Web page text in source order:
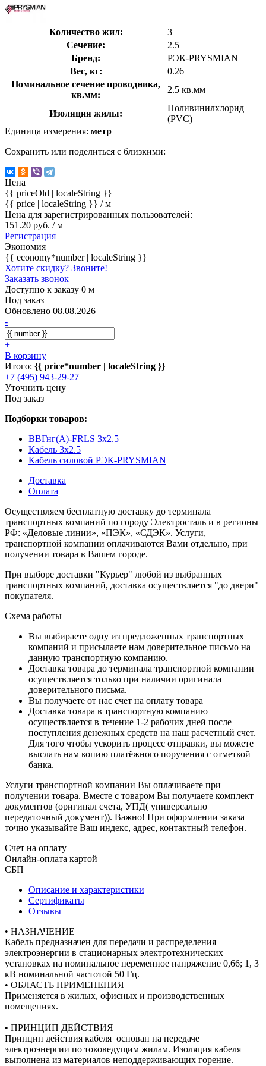
Количество жил:
3
Сечение:
2.5
Бренд:
РЭК-PRYSMIAN
Вес, кг:
0.26
Номинальное сечение проводника,
кв.мм:
2.5 кв.мм
Изоляция жилы:
Поливинилхлорид
(PVC)
Единица измерения: метр
Сохранить или поделиться с близкими:
Цена
{{ priceOld | localeString }}
{{ price | localeString }} / м
Цена для зарегистрированных пользователей:
151.20 руб. / м
Регистрация
Экономия
{{ economy*number | localeString }}
Хотите скидку? Звоните!
Заказать звонок
Доступно к заказу 0 м
Под заказ
Обновлено 08.08.2026
-
+
В корзину
Итого: {{ price*number | localeString }}
+7 (495) 943-29-27
Уточнить цену
Под заказ
Подборки товаров:
ВВГнг(А)-FRLS 3x2.5
Кабель 3x2.5
Кабель силовой РЭК-PRYSMIAN
Доставка
Оплата
Осуществляем бесплатную доставку до терминала
транспортных компаний по городу Электросталь и в регионы
РФ: «Деловые линии», «ПЭК», «СДЭК». Услуги,
транспортной компании оплачиваются Вами отдельно, при
получении товара в Вашем городе.
При выборе доставки "Курьер" любой из выбранных
транспортных компаний, доставка осуществляется "до двери"
покупателя.
Схема работы
Вы выбираете одну из предложенных транспортных
компаний и присылаете нам доверительное письмо на
данную транспортную компанию.
Доставка товара до терминала транспортной компании
осуществляется только при наличии оригинала
доверительного письма.
Вы получаете от нас счет на оплату товара
Доставка товара в транспортную компанию
осуществляется в течение 1-2 рабочих дней после
поступления денежных средств на наш расчетный счет.
Для того чтобы ускорить процесс отправки, вы можете
выслать нам копию платёжного поручения с отметкой
банка.
Услуги транспортной компании Вы оплачиваете при
получении товара. Вместе с товаром Вы получаете комплект
документов (оригинал счета, УПД( универсально
передаточный документ)). Важно! При оформлении заказа
точно указывайте Ваш индекс, адрес, контактный телефон.
Счет на оплату
Онлайн-оплата картой
СБП
Описание и характеристики
Сертификаты
Отзывы
• НАЗНАЧЕНИЕ
Кабель предназначен для передачи и распределения
электроэнергии в стационарных электротехнических
установках на номинальное переменное напряжение 0,66; 1, 3
кВ номинальной частотой 50 Гц.
• ОБЛАСТЬ ПРИМЕНЕНИЯ
Применяется в жилых, офисных и производственных
помещениях.
• ПРИНЦИП ДЕЙСТВИЯ
Принцип действия кабеля основан на передаче
электроэнергии по токоведущим жилам. Изоляция кабеля
выполнена из материалов неподдерживающих горение.